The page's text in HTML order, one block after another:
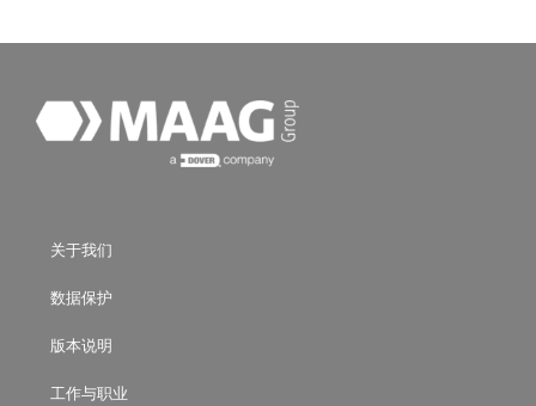
关于我们
数据保护
版本说明
工作与职业